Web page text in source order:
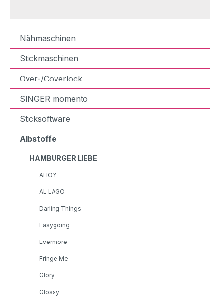
Nähmaschinen
Stickmaschinen
Over-/Coverlock
SINGER momento
Sticksoftware
Albstoffe
HAMBURGER LIEBE
AHOY
AL LAGO
Darling Things
Easygoing
Evermore
Fringe Me
Glory
Glossy